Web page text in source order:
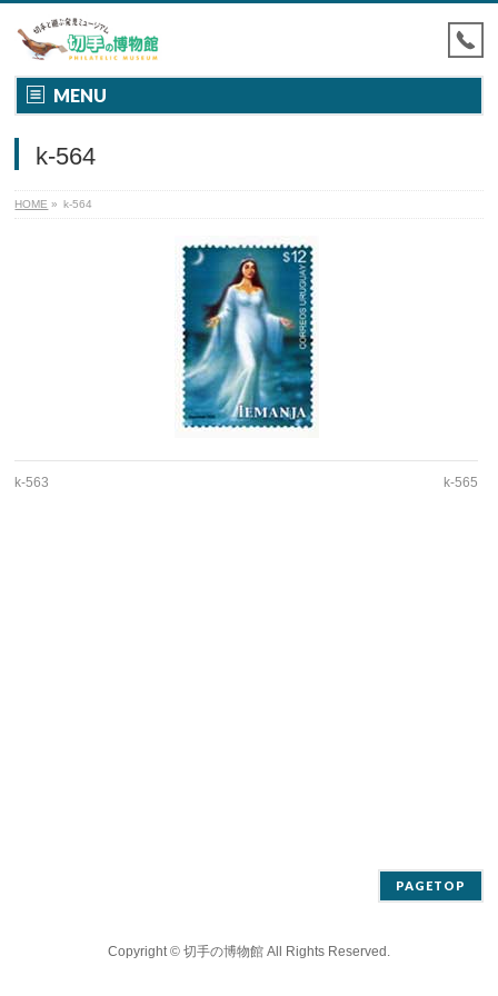
MENU
k-564
HOME » k-564
k-563 k-565
PAGETOP
Copyright © 切手の博物館All Rights Reserved.